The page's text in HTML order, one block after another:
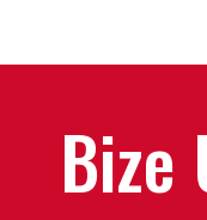
Bize